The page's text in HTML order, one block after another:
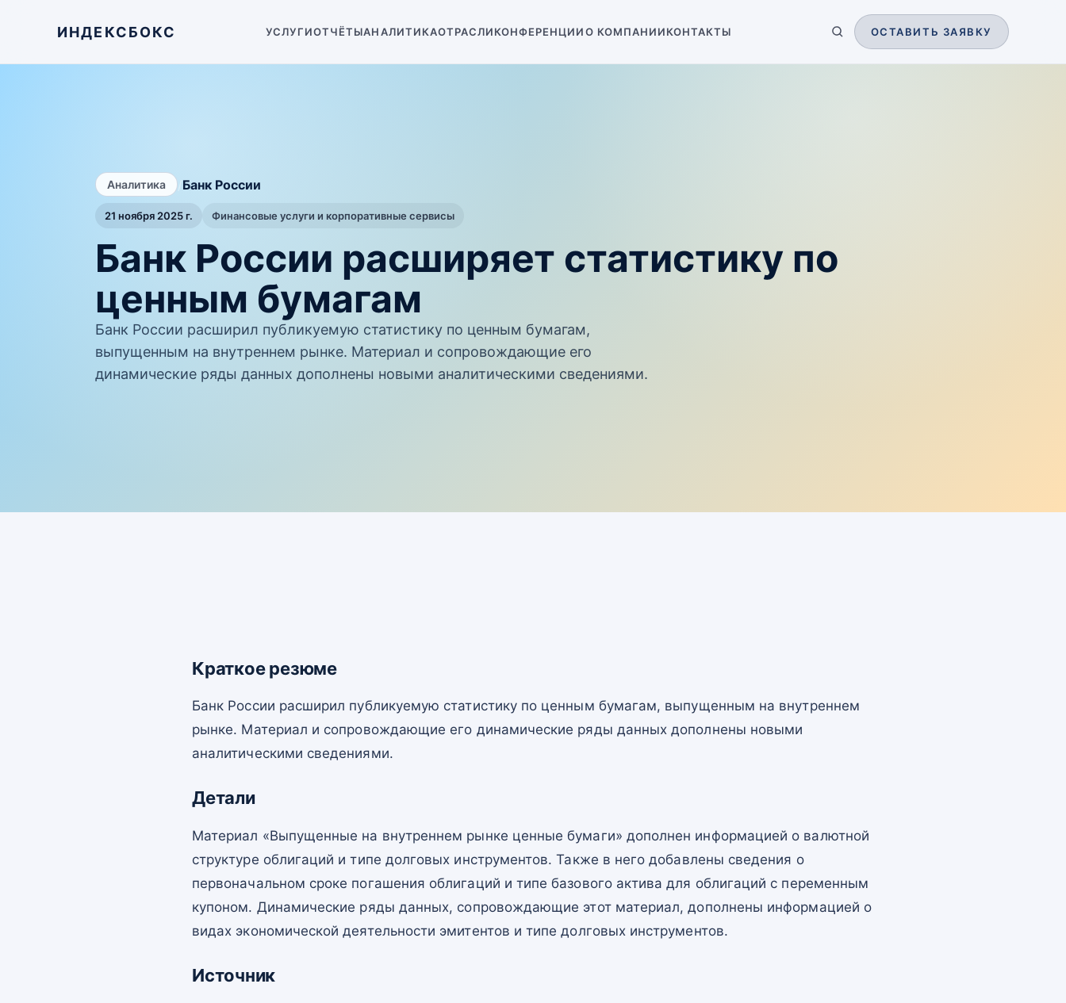
ИНДЕКСБОКС УСЛУГИОТЧЁТЫАНАЛИТИКАОТРАСЛИКОНФЕРЕНЦИИО КОМПАНИИКОНТАКТЫ ОСТАВИТЬ ЗАЯВКУ
Аналитика /Банк России
21 ноября 2025 г. Финансовые услуги и корпоративные сервисы
Банк России расширяет статистику по
ценным бумагам
Банк России расширил публикуемую статистику по ценным бумагам,
выпущенным на внутреннем рынке. Материал и сопровождающие его
динамические ряды данных дополнены новыми аналитическими сведениями.
Краткое резюме
Банк России расширил публикуемую статистику по ценным бумагам, выпущенным на внутреннем
рынке. Материал и сопровождающие его динамические ряды данных дополнены новыми
аналитическими сведениями.
Детали
Материал «Выпущенные на внутреннем рынке ценные бумаги» дополнен информацией о валютной
структуре облигаций и типе долговых инструментов. Также в него добавлены сведения о
первоначальном сроке погашения облигаций и типе базового актива для облигаций с переменным
купоном. Динамические ряды данных, сопровождающие этот материал, дополнены информацией о
видах экономической деятельности эмитентов и типе долговых инструментов.
Источник